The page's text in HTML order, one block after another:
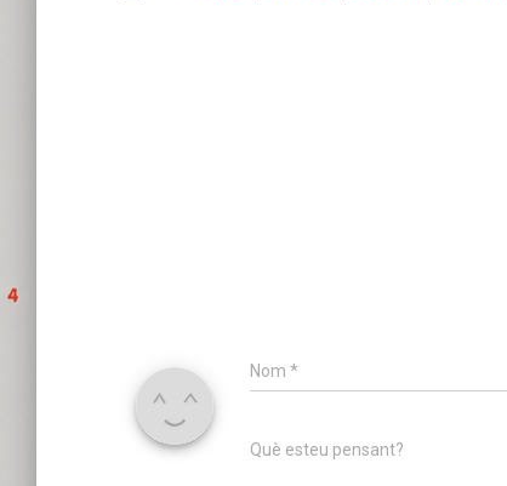
Nom *
Què esteu pensant?